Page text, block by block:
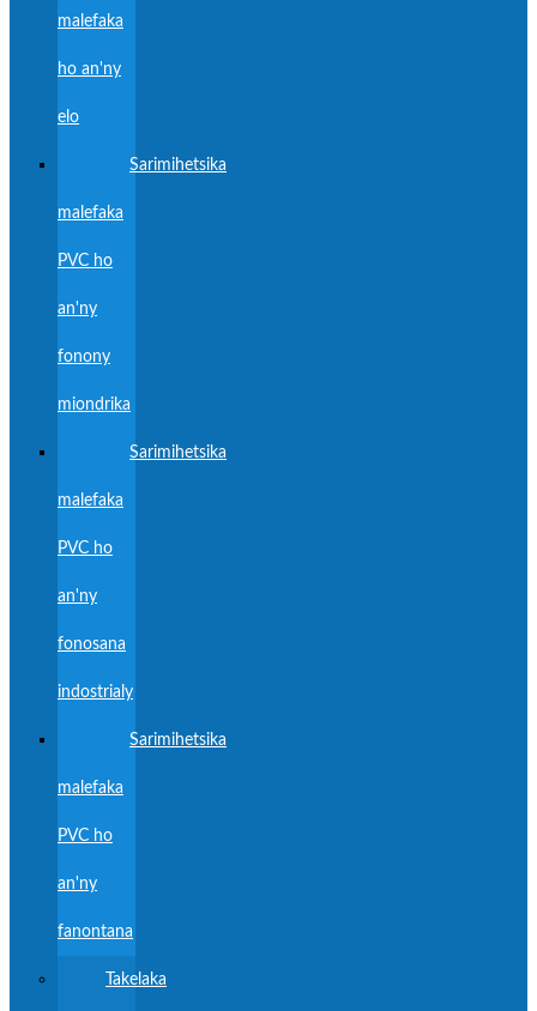
malefaka
ho an'ny
elo
Sarimihetsika
malefaka
PVC ho
an'ny
fonony
miondrika
Sarimihetsika
malefaka
PVC ho
an'ny
fonosana
indostrialy
Sarimihetsika
malefaka
PVC ho
an'ny
fanontana
Takelaka